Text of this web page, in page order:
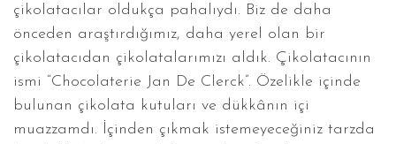
çikolatacılar oldukça pahalıydı. Biz de daha
önceden araştırdığımız, daha yerel olan bir
çikolatacıdan çikolatalarımızı aldık. Çikolatacının
ismi “Chocolaterie Jan De Clerck”. Özelikle içinde
bulunan çikolata kutuları ve dükkânın içi
muazzamdı. İçinden çıkmak istemeyeceğiniz tarzda